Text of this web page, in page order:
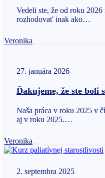
Vedeli ste, že od roku 2026
rozhodovať inak ako…
Veronika
27. januára 2026
Ďakujeme, že ste boli
Naša práca v roku 2025 v
aj v roku 2025.…
Veronika
2. septembra 2025